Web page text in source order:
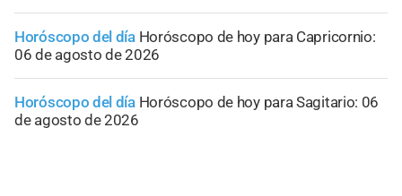
Horóscopo del día Horóscopo de hoy para Capricornio:
06 de agosto de 2026
Horóscopo del día Horóscopo de hoy para Sagitario: 06
de agosto de 2026